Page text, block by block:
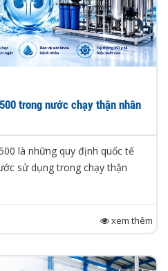
trong nước chạy thận nhân
là những quy định quốc tế
sử dụng trong chạy thận
xem thêm